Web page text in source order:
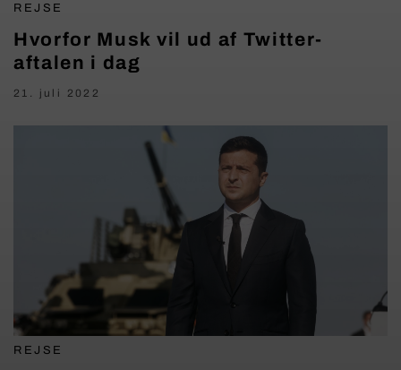
REJSE
Hvorfor Musk vil ud af Twitter-
aftalen i dag
21. juli 2022
REJSE